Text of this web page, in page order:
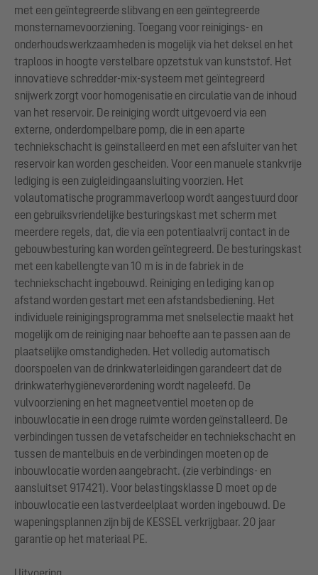
met een geïntegreerde slibvang en een geïntegreerde
monsternamevoorziening. Toegang voor reinigings- en
onderhoudswerkzaamheden is mogelijk via het deksel en het
traploos in hoogte verstelbare opzetstuk van kunststof. Het
innovatieve schredder-mix-systeem met geïntegreerd
snijwerk zorgt voor homogenisatie en circulatie van de inhoud
van het reservoir. De reiniging wordt uitgevoerd via een
externe, onderdompelbare pomp, die in een aparte
techniekschacht is geïnstalleerd en met een afsluiter van het
reservoir kan worden gescheiden. Voor een manuele stankvrije
lediging is een zuigleidingaansluiting voorzien. Het
volautomatische programmaverloop wordt aangestuurd door
een gebruiksvriendelijke besturingskast met scherm met
meerdere regels, dat, die via een potentiaalvrij contact in de
gebouwbesturing kan worden geïntegreerd. De besturingskast
met een kabellengte van 10 m is in de fabriek in de
techniekschacht ingebouwd. Reiniging en lediging kan op
afstand worden gestart met een afstandsbediening. Het
individuele reinigingsprogramma met snelselectie maakt het
mogelijk om de reiniging naar behoefte aan te passen aan de
plaatselijke omstandigheden. Het volledig automatisch
doorspoelen van de drinkwaterleidingen garandeert dat de
drinkwaterhygiëneverordening wordt nageleefd. De
vulvoorziening en het magneetventiel moeten op de
inbouwlocatie in een droge ruimte worden geïnstalleerd. De
verbindingen tussen de vetafscheider en techniekschacht en
tussen de mantelbuis en de verbindingen moeten op de
inbouwlocatie worden aangebracht. (zie verbindings- en
aansluitset 917421). Voor belastingsklasse D moet op de
inbouwlocatie een lastverdeelplaat worden ingebouwd. De
wapeningsplannen zijn bij de KESSEL verkrijgbaar. 20 jaar
garantie op het materiaal PE.